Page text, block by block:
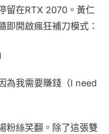
留在RTX 2070。黃仁
即開啟瘋狂補刀模式：
為我需要賺錢（I need
粉絲笑翻。除了這張雙